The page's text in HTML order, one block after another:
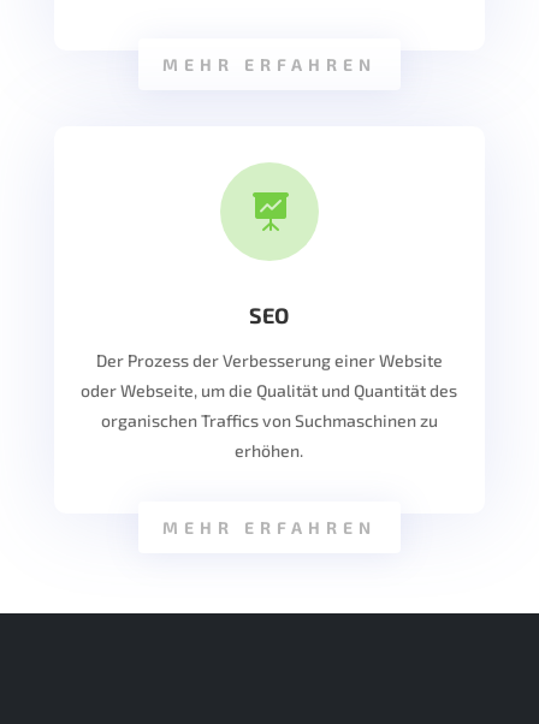
MEHR ERFAHREN

SEO
Der Prozess der Verbesserung einer Website
oder Webseite, um die Qualität und Quantität des
organischen Traffics von Suchmaschinen zu
erhöhen.
MEHR ERFAHREN